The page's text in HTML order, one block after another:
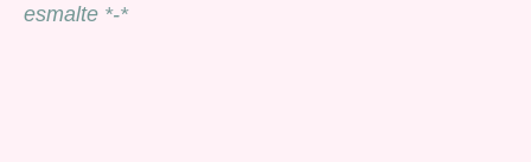
esmalte *-*